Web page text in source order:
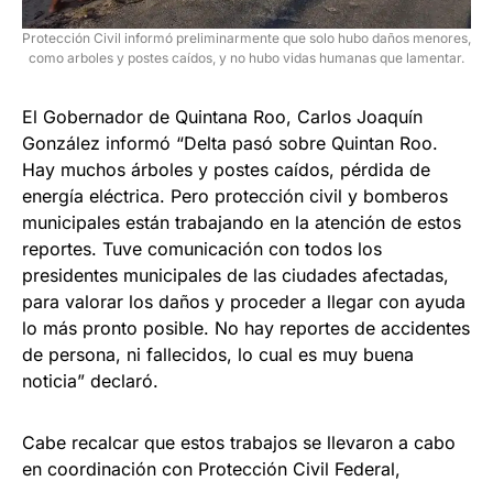
Protección Civil informó preliminarmente que solo hubo daños menores,
como arboles y postes caídos, y no hubo vidas humanas que lamentar.
El Gobernador de Quintana Roo, Carlos Joaquín
González informó “Delta pasó sobre Quintan Roo.
Hay muchos árboles y postes caídos, pérdida de
energía eléctrica. Pero protección civil y bomberos
municipales están trabajando en la atención de estos
reportes. Tuve comunicación con todos los
presidentes municipales de las ciudades afectadas,
para valorar los daños y proceder a llegar con ayuda
lo más pronto posible. No hay reportes de accidentes
de persona, ni fallecidos, lo cual es muy buena
noticia” declaró.
Cabe recalcar que estos trabajos se llevaron a cabo
en coordinación con Protección Civil Federal,